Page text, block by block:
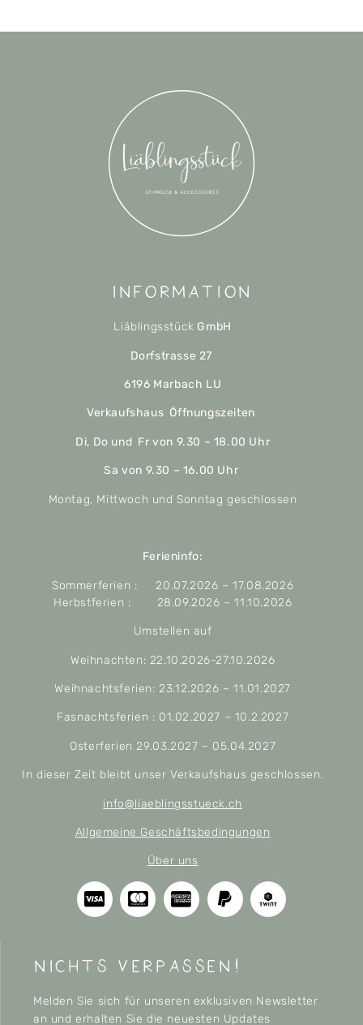
Information
Liäblingsstück GmbH
Dorfstrasse 27
6196 Marbach LU
Verkaufshaus Öffnungszeiten
Di, Do und Fr von 9.30 – 18.00 Uhr
Sa von 9.30 – 16.00 Uhr
Montag, Mittwoch und Sonntag geschlossen
Ferieninfo:
Sommerferien : 20.07.2026 – 17.08.2026
Herbstferien : 28.09.2026 – 11.10.2026
Umstellen auf
Weihnachten: 22.10.2026-27.10.2026
Weihnachtsferien: 23.12.2026 – 11.01.2027
Fasnachtsferien : 01.02.2027 – 10.2.2027
Osterferien 29.03.2027 – 05.04.2027
In dieser Zeit bleibt unser Verkaufshaus geschlossen.
info@liaeblingsstueck.ch
Allgemeine Geschäftsbedingungen
Über uns
nichts verpassen!
Melden Sie sich für unseren exklusiven Newsletter
an und erhalten Sie die neuesten Updates